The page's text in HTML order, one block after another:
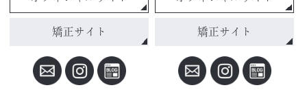
矯正サイト 矯正サイト